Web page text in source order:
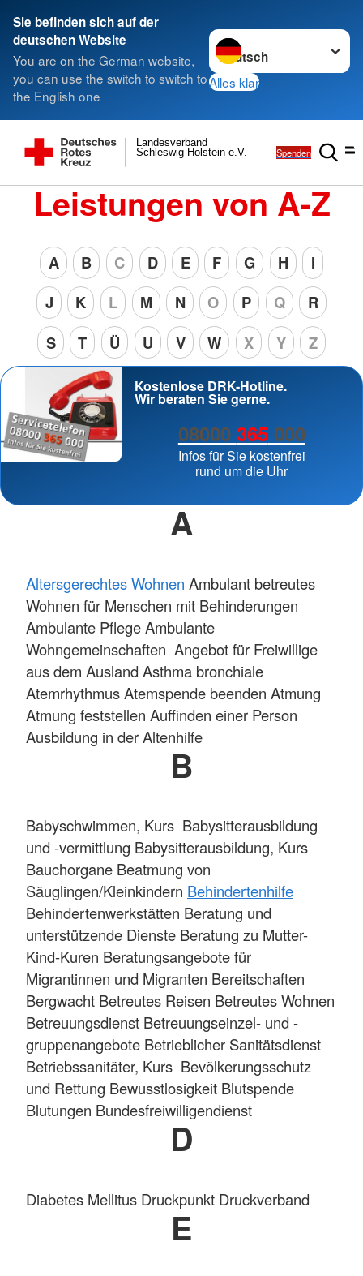
Sie befinden sich auf der
deutschen Website
You are on the German website,
you can use the switch to switch to
the English one
Sprache wechseln zu
Alles klar
Schleswig-Holstein e.V.
Landesverband
Spenden
Leistungen von A-Z
A B C D E F G H
I
J
K L M N O P Q
R
S
T Ü U V W X Y Z
Kostenlose DRK-Hotline.
Wir beraten Sie gerne.
08000 365000
Infos für Sie kostenfrei
rund um die Uhr
A
Altersgerechtes Wohnen Ambulant betreutes
Wohnen für Menschen mit Behinderungen
Ambulante Pflege Ambulante
Wohngemeinschaften Angebot für Freiwillige
aus dem Ausland Asthma bronchiale
Atemrhythmus Atemspende beenden Atmung
Atmung feststellen Auffinden einer Person
Ausbildung in der Altenhilfe
B
Babyschwimmen, Kurs Babysitterausbildung
und -vermittlung Babysitterausbildung, Kurs
Bauchorgane Beatmung von
Säuglingen/Kleinkindern Behindertenhilfe
Behindertenwerkstätten Beratung und
unterstützende Dienste Beratung zu Mutter-
Kind-Kuren Beratungsangebote für
Migrantinnen und Migranten Bereitschaften
Bergwacht Betreutes Reisen Betreutes Wohnen
Betreuungsdienst Betreuungseinzel- und -
gruppenangebote Betrieblicher Sanitätsdienst
Betriebssanitäter, Kurs Bevölkerungsschutz
und Rettung Bewusstlosigkeit Blutspende
Blutungen Bundesfreiwilligendienst
D
Diabetes Mellitus Druckpunkt Druckverband
E